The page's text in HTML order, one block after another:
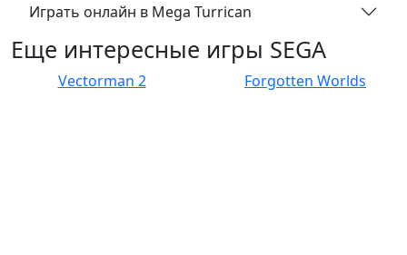
Играть онлайн в Mega Turrican
Еще интересные игры SEGA
Vectorman 2 Forgotten Worlds